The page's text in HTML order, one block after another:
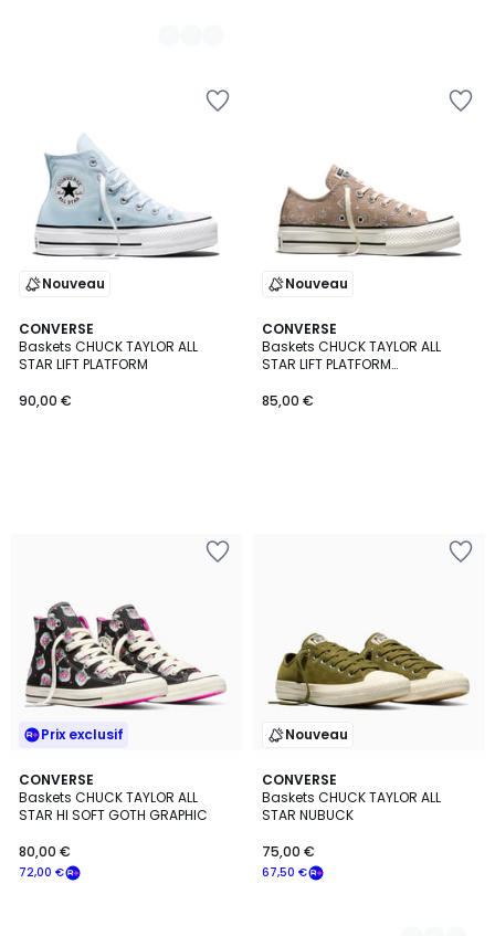
Nouveau
CONVERSE
Baskets CHUCK TAYLOR ALL
STAR LIFT PLATFORM
90,00 €
Nouveau
CONVERSE
Baskets CHUCK TAYLOR ALL
STAR LIFT PLATFORM
85,00 €
Prix exclusif
CONVERSE
Baskets CHUCK TAYLOR ALL
STAR HI SOFT GOTH GRAPHIC
72,00 €
80,00 €
Nouveau
CONVERSE
Baskets CHUCK TAYLOR ALL
STAR NUBUCK
67,50 €
75,00 €
2
Couleurs